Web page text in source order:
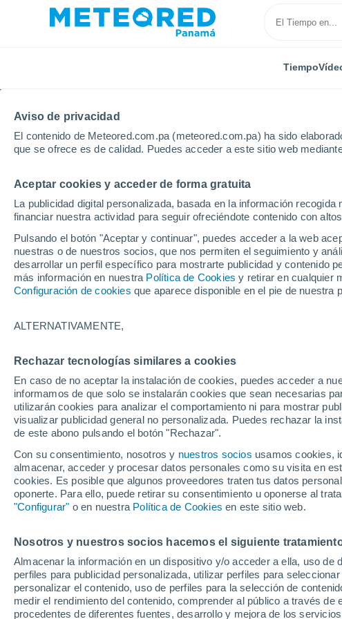
Aviso de privacidad
El contenido de Meteored.com.pa (meteored.com.pa) ha sido
que se ofrece es de calidad. Puedes acceder a este sitio web
Aceptar cookies y acceder de forma gratuita
La publicidad digital personalizada, basada en la información
financiar nuestra actividad para seguir ofreciéndote contenido con
Pulsando el botón "Aceptar y continuar", puedes acceder a la web
nuestras o de nuestros socios, que nos permiten el seguimiento y
desarrollar un perfil específico para mostrarte publicidad y contenido
más información en nuestra Política de Cookies y retirar en cualquier
Configuración de cookies que aparece disponible en el pie de nuestra
ALTERNATIVAMENTE,
Rechazar tecnologías similares a cookies
En caso de no aceptar la instalación de cookies, puedes acceder a
informamos de que solo se instalarán cookies que sean necesarias
utilizarán cookies para analizar el comportamiento ni para mostrar
visualizar publicidad general no personalizada. Puedes rechazar la
de este abono pulsando el botón "Rechazar".
Con su consentimiento, nosotros y nuestros socios usamos cookies,
almacenar, acceder y procesar datos personales como su visita en
cookies. Es posible que algunos proveedores traten tus datos
oponerte. Para ello, puede retirar su consentimiento u oponerse al
"Configurar" o en nuestra Política de Cookies en este sitio web.
Nosotros y nuestros socios hacemos el siguiente
Almacenar la información en un dispositivo y/o acceder a ella, uso
perfiles para publicidad personalizada, utilizar perfiles para
personalizar el contenido, uso de perfiles para la selección de
medir el rendimiento del contenido, comprender al público a través
procedentes de diferentes fuentes, desarrollo y mejora de los
Tiempo
Inicio Modelos Modelos Reino Unido - ECMWF Reino
Modelos de predicción
PRES. | V > 10 |
NUB. | PREC. 6H |
PRECIPITACIÓN
ACUMULADA
NIEVE
ACUMULADA
RA
Reino Unido
ECMWF
GFS
ECMWF Europa
GFS Europa